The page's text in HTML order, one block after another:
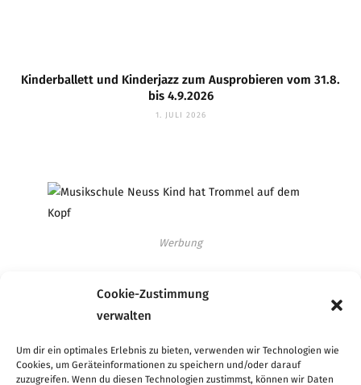
Cookie-Zustimmung
verwalten
Um dir ein optimales Erlebnis zu bieten, verwenden wir Technologien wie
Cookies, um Geräteinformationen zu speichern und/oder darauf
zuzugreifen. Wenn du diesen Technologien zustimmst, können wir Daten
Kinderballett und Kinderjazz zum Ausprobieren vom 31.8.
bis 4.9.2026
1. JULI 2026
Werbung